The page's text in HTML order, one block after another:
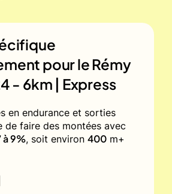
pour leRémy
- 6km | Express
en endurance et sorties
de faire des montées avec
à 9%, soit environ 400 m+